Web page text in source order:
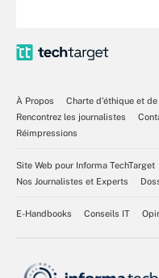
À Propos
Charte d’éthique et
Rencontrez les journalistes
Réimpressions
Site Web pour Informa TechTarget
Nos Journalistes et Experts
E-Handbooks Conseils IT